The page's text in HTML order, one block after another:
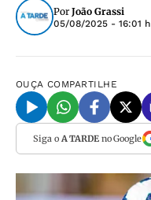
Por João Grassi
05/08/2025 - 16:01 h
OUÇA COMPARTILHE
Siga o A TARDEno Google